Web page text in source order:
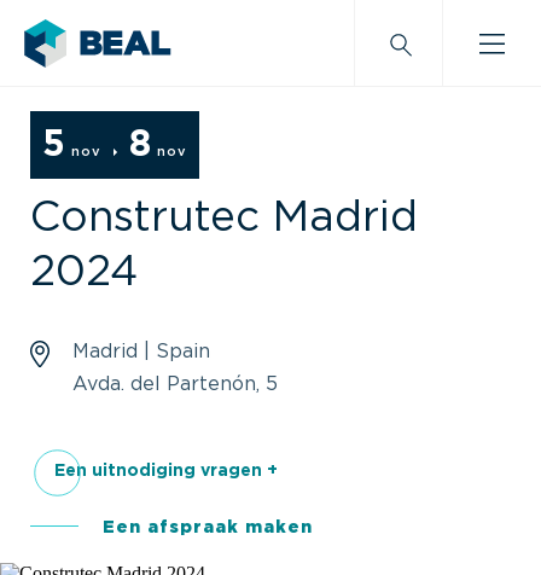
5 nov 8 nov
Construtec Madrid
2024
Madrid | Spain
Avda. del Partenón, 5
Een uitnodiging vragen +
Een afspraak maken